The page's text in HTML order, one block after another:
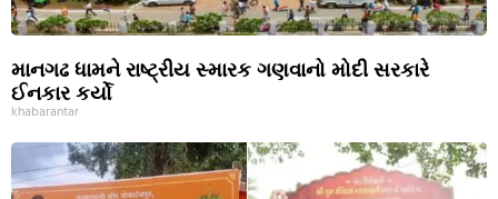
માનગઢ ધામને રાષ્ટ્રીય સ્મારક ગણવાનો મોદી સરકારે
ઈનકાર કર્યો
khabarantar